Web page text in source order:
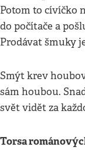
Potom to cívíčko
do počítače a
Prodávat šmuky
Smýt krev
sám houbou.
svět vidět za
Torsa